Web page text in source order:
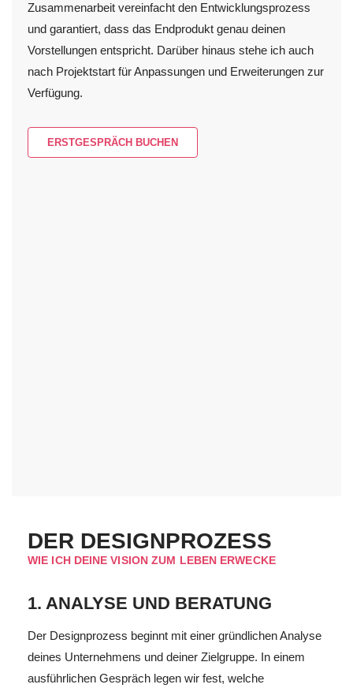
Zusammenarbeit vereinfacht den Entwicklungsprozess
und garantiert, dass das Endprodukt genau deinen
Vorstellungen entspricht. Darüber hinaus stehe ich auch
nach Projektstart für Anpassungen und Erweiterungen zur
Verfügung.
ERSTGESPRÄCH BUCHEN
DER DESIGNPROZESS
WIE ICH DEINE VISION ZUM LEBEN ERWECKE
1. ANALYSE UND BERATUNG
Der Designprozess beginnt mit einer gründlichen Analyse
deines Unternehmens und deiner Zielgruppe. In einem
ausführlichen Gespräch legen wir fest, welche